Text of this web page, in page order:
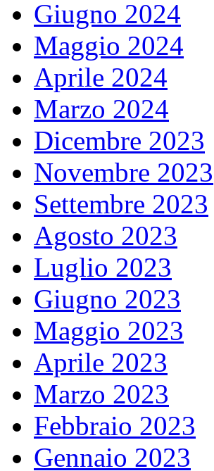
Giugno 2024
Maggio 2024
Aprile 2024
Marzo 2024
Dicembre 2023
Novembre 2023
Settembre 2023
Agosto 2023
Luglio 2023
Giugno 2023
Maggio 2023
Aprile 2023
Marzo 2023
Febbraio 2023
Gennaio 2023